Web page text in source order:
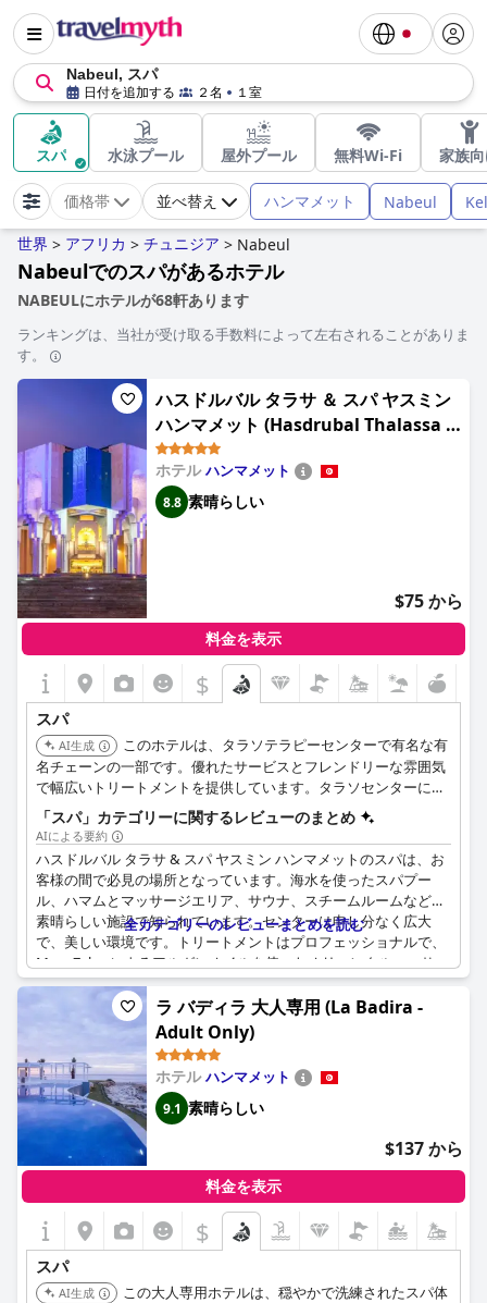
Nabeul, スパ
日付を追加する ２名 １室
スパ 水泳プール 屋外プール 無料Wi-Fi 家族
価格帯 並べ替え ハンマメット Nabeul
世界 > アフリカ > チュニジア > Nabeul
Nabeulでのスパがあるホテル
NABEULにホテルが68軒あります
ランキングは、当社が受け取る手数料によって左右されることがありま
す。
ハスドルバル タラサ ＆ スパ ヤスミン
ハンマメット (Hasdrubal Thalassa &
Spa Yasmine Hammamet)
ホテルハンマメット
8.8 素晴らしい
$75 から
料金を表示
$
スパ
AI生成
このホテルは、タラソテラピーセンターで有名な有
名チェーンの一部です。優れたサービスとフレンドリーな雰囲気
で幅広いトリートメントを提供しています。タラソセンターには
屋内海水プールを含む複数のスイミングプールがあり、スパ体験
を向上させます。
「スパ」カテゴリーに関するレビューのまとめ
AIによる要約
ハスドルバル タラサ & スパ ヤスミン ハンマメットのスパは、お
客様の間で必見の場所となっています。海水を使ったスパプー
ル、ハマムとマッサージエリア、サウナ、スチームルームなど、
素晴らしい施設で知られています。センターは申し分なく広大
で、美しい環境です。トリートメントはプロフェッショナルで、
Mme Zahraによるアルガンオイルを使ったオリエンタルマッサー
ジなど、繊細に行われます。お客様は、資格のあるスタッフ、清
潔で快適な施設、そして様々なマッサージオプションがあること
を理由に、このスパをお勧めしています。さらに、スパとサウナ
が追加料金なしで利用できる点も好評です。ただし、スパプール
は夏の間ずっと閉鎖されていたことに注意してください。一部の
お客様はスパキャビンの場所について不満を感じたようですが、
全体としてスパは格別であると考えられています。
全カテゴリーのレビューまとめを読む
ラ バディラ 大人専用 (La Badira -
Adult Only)
ホテルハンマメット
9.1 素晴らしい
$137 から
料金を表示
$
スパ
AI生成
この大人専用ホテルは、穏やかで洗練されたスパ体